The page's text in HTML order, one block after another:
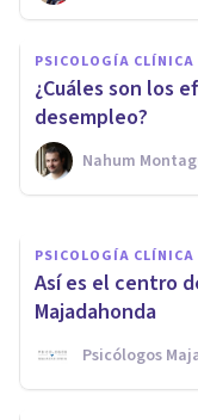
PSICOLOGÍA CLÍNICA
¿Cuáles son los
desempleo?
Nahum
​10
cuándo
Psicología Y
PSICOLOGÍA CLÍNICA
Así es el centro
Majadahonda
Psicólogos